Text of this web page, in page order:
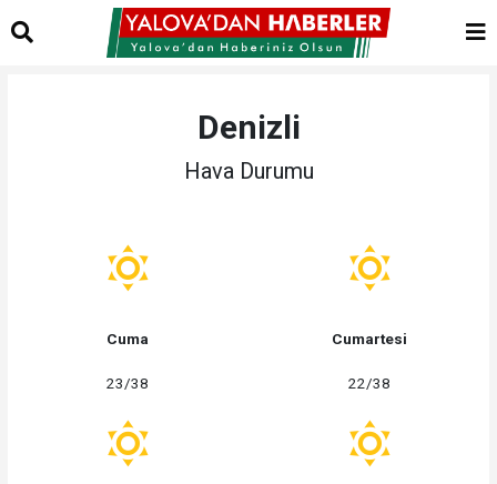
Denizli
Hava Durumu
Cuma
23/38
Cumartesi
22/38